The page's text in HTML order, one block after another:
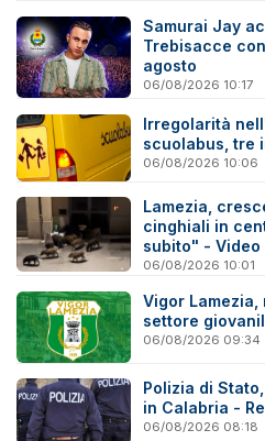
Samurai Jay
Trebisacce
agosto
06/08/2026 10:17
Irregolarità
scuolabus, tre
06/08/2026 10:06
Lamezia,
cinghiali in
subito" - Video
06/08/2026 10:01
Vigor
settore
06/08/2026 09:34
Polizia di
in Calabria -
06/08/2026 08:18